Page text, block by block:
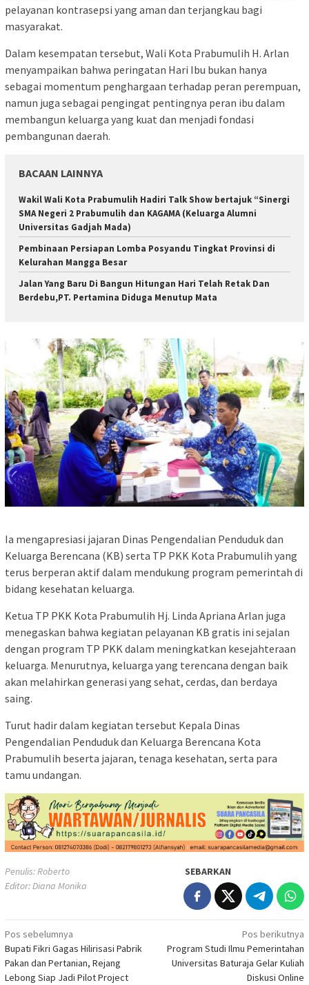
pelayanan kontrasepsi yang aman dan terjangkau bagi
masyarakat.
Dalam kesempatan tersebut, Wali Kota Prabumulih H. Arlan
menyampaikan bahwa peringatan Hari Ibu bukan hanya
sebagai momentum penghargaan terhadap peran perempuan,
namun juga sebagai pengingat pentingnya peran ibu dalam
membangun keluarga yang kuat dan menjadi fondasi
pembangunan daerah.
BACAAN LAINNYA
Wakil Wali Kota Prabumulih Hadiri Talk Show bertajuk “Sinergi
SMA Negeri 2 Prabumulih dan KAGAMA (Keluarga Alumni
Universitas Gadjah Mada)
Pembinaan Persiapan Lomba Posyandu Tingkat Provinsi di
Kelurahan Mangga Besar
Jalan Yang Baru Di Bangun Hitungan Hari Telah Retak Dan
Berdebu,PT. Pertamina Diduga Menutup Mata
Ia mengapresiasi jajaran Dinas Pengendalian Penduduk dan
Keluarga Berencana (KB) serta TP PKK Kota Prabumulih yang
terus berperan aktif dalam mendukung program pemerintah di
bidang kesehatan keluarga.
Ketua TP PKK Kota Prabumulih Hj. Linda Apriana Arlan juga
menegaskan bahwa kegiatan pelayanan KB gratis ini sejalan
dengan program TP PKK dalam meningkatkan kesejahteraan
keluarga. Menurutnya, keluarga yang terencana dengan baik
akan melahirkan generasi yang sehat, cerdas, dan berdaya
saing.
Turut hadir dalam kegiatan tersebut Kepala Dinas
Pengendalian Penduduk dan Keluarga Berencana Kota
Prabumulih beserta jajaran, tenaga kesehatan, serta para
tamu undangan.
Penulis: Roberto
Editor: Diana Monika
SEBARKAN
Navigasi
pos
Pos sebelumnya
Bupati Fikri Gagas Hilirisasi Pabrik
Pakan dan Pertanian, Rejang
Lebong Siap Jadi Pilot Project
Pos berikutnya
Program Studi Ilmu Pemerintahan
Universitas Baturaja Gelar Kuliah
Diskusi Online